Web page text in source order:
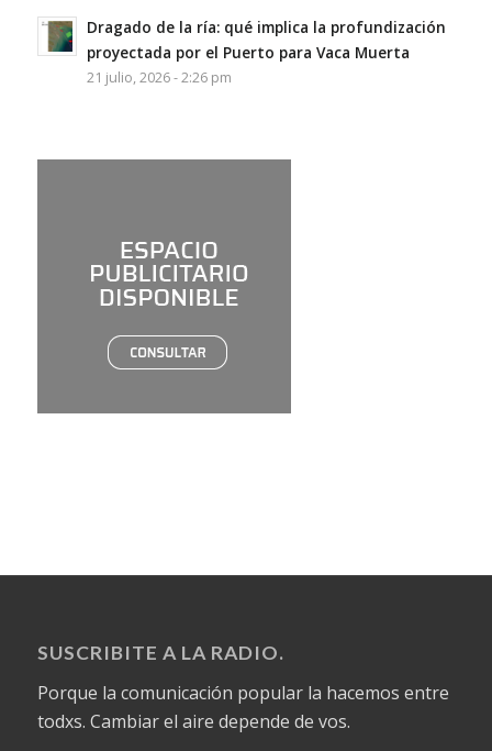
Dragado de la ría: qué implica la profundización
proyectada por el Puerto para Vaca Muerta
21 julio, 2026 - 2:26 pm
SUSCRIBITE A LA RADIO.
Porque la comunicación popular la hacemos entre
todxs. Cambiar el aire depende de vos.